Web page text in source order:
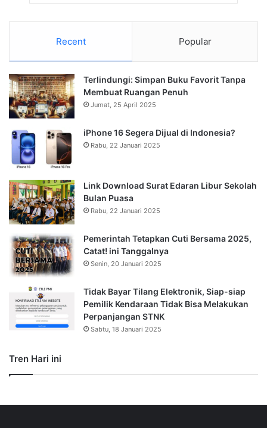
Recent Popular
Terlindungi: Simpan Buku Favorit Tanpa
Membuat Ruangan Penuh
Jumat, 25 April 2025
iPhone 16 Segera Dijual di Indonesia?
Rabu, 22 Januari 2025
Link Download Surat Edaran Libur Sekolah
Bulan Puasa
Rabu, 22 Januari 2025
Pemerintah Tetapkan Cuti Bersama 2025,
Catat! ini Tanggalnya
Senin, 20 Januari 2025
Tidak Bayar Tilang Elektronik, Siap-siap
Pemilik Kendaraan Tidak Bisa Melakukan
Perpanjangan STNK
Sabtu, 18 Januari 2025
Tren Hari ini